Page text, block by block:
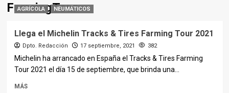
FarmingTour
AGRÍCOLA NEUMÁTICOS
Llega el Michelin Tracks & Tires Farming Tour 2021
Dpto. Redacción 17 septiembre, 2021 382
Michelin ha arrancado en España el Tracks & Tires Farming
Tour 2021 el día 15 de septiembre, que brinda una...
MÁS